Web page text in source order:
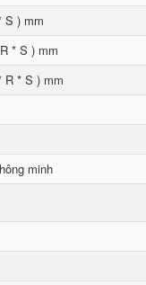
S ) mm
* S ) mm
R * S ) mm
minh